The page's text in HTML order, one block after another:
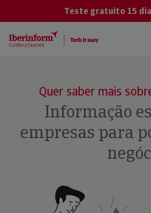
Teste gratuito 15
Quer saber mais
Informação
empresas para